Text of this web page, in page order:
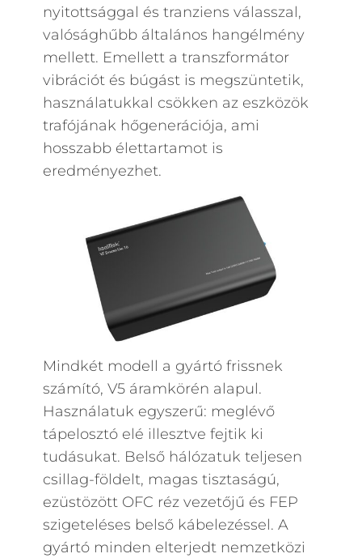
nyitottsággal és tranziens válasszal,
valósághűbb általános hangélmény
mellett. Emellett a transzformátor
vibrációt és búgást is megszüntetik,
használatukkal csökken az eszközök
trafójának hőgenerációja, ami
hosszabb élettartamot is
eredményezhet.
Mindkét modell a gyártó frissnek
számító, V5 áramkörén alapul.
Használatuk egyszerű: meglévő
tápelosztó elé illesztve fejtik ki
tudásukat. Belső hálózatuk teljesen
csillag-földelt, magas tisztaságú,
ezüstözött OFC réz vezetőjű és FEP
szigeteléses belső kábelezéssel. A
gyártó minden elterjedt nemzetközi